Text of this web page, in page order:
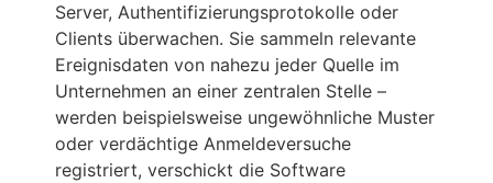
Server, Authentifizierungsprotokolle oder
Clients überwachen. Sie sammeln relevante
Ereignisdaten von nahezu jeder Quelle im
Unternehmen an einer zentralen Stelle –
werden beispielsweise ungewöhnliche Muster
oder verdächtige Anmeldeversuche
registriert, verschickt die Software